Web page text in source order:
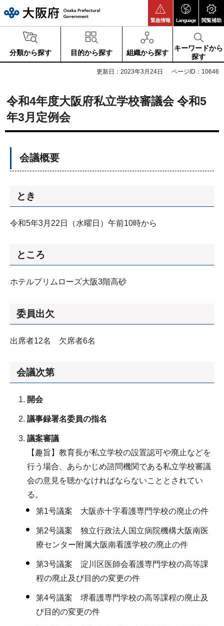
緊急情報 Language 閲覧補助
分類から探す 目的から探す 組織から探す
キーワードから
探す
更新日：2023年3月24日 ページID：10646
令和4年度大阪府私立学校審議会 令和5
年3月定例会
会議概要
とき
令和5年3月22日（水曜日）午前10時から
ところ
ホテルプリムローズ大阪3階高砂
委員出欠
出席者12名 欠席者6名
会議次第
開会
議事録署名委員の指名
議案審議
【趣旨】教育長が私立学校の設置認可や廃止などを
行う場合、あらかじめ諮問機関である私立学校審議
会の意見を聴かなければならないこととされてい
る。
第1号議案 大阪赤十字看護専門学校の廃止の件
第2号議案 独立行政法人国立病院機構大阪南医
療センター附属大阪南看護学校の廃止の件
第3号議案 淀川区医師会看護専門学校の高等課
程の廃止及び目的の変更の件
第4号議案 堺看護専門学校の高等課程の廃止及
び目的の変更の件